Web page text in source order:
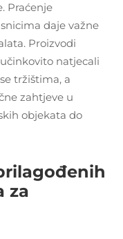
Praćenje
daje važne
Proizvodi
natjecali
tržištima, a
zahtjeve u
objekata do
za